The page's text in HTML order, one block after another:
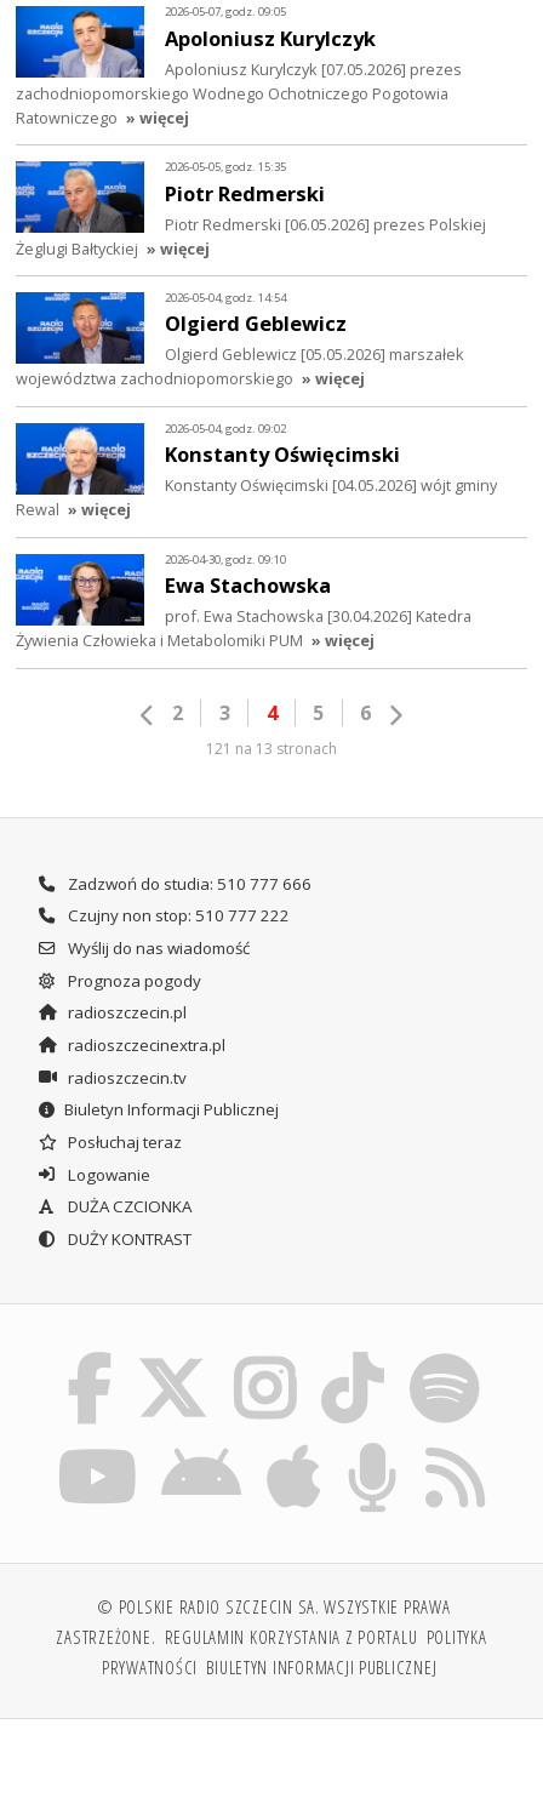
2026-05-07, godz. 09:05
Apoloniusz Kurylczyk
Apoloniusz Kurylczyk [07.05.2026] prezes
zachodniopomorskiego Wodnego Ochotniczego Pogotowia
Ratowniczego » więcej
2026-05-05, godz. 15:35
Piotr Redmerski
Piotr Redmerski [06.05.2026] prezes Polskiej
Żeglugi Bałtyckiej » więcej
2026-05-04, godz. 14:54
Olgierd Geblewicz
Olgierd Geblewicz [05.05.2026] marszałek
województwa zachodniopomorskiego » więcej
2026-05-04, godz. 09:02
Konstanty Oświęcimski
Konstanty Oświęcimski [04.05.2026] wójt gminy
Rewal » więcej
2026-04-30, godz. 09:10
Ewa Stachowska
prof. Ewa Stachowska [30.04.2026] Katedra
Żywienia Człowieka i Metabolomiki PUM » więcej
2 3 4 5 6
121 na 13 stronach
Zadzwoń do studia: 510 777 666
Czujny non stop: 510 777 222
Wyślij do nas wiadomość
Prognoza pogody
radioszczecin.pl
radioszczecinextra.pl
radioszczecin.tv
Biuletyn Informacji Publicznej
Posłuchaj teraz
Logowanie
DUŻA CZCIONKA
DUŻY KONTRAST
© POLSKIE RADIO SZCZECIN SA. WSZYSTKIE PRAWA
ZASTRZEŻONE. REGULAMIN KORZYSTANIA Z PORTALU POLITYKA
PRYWATNOŚCI BIULETYN INFORMACJI PUBLICZNEJ